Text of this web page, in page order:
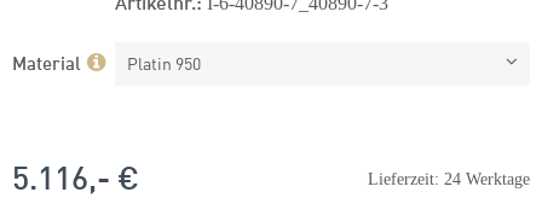
Material Platin 950
Lieferzeit: 24 Werktage
5.116,- €